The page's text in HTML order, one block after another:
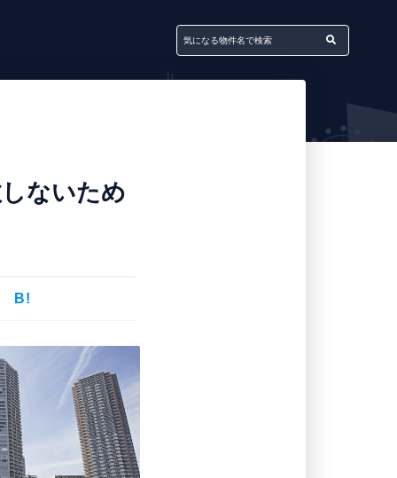
ないため
B!